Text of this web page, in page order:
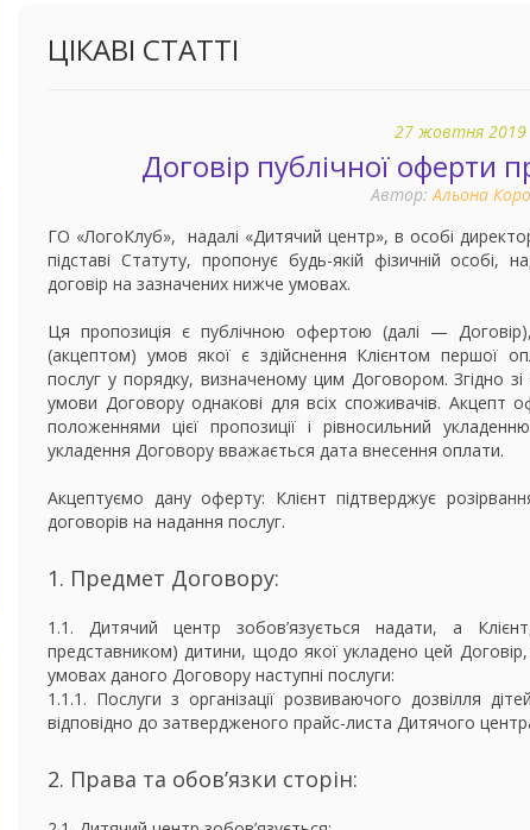
ЦІКАВІ СТАТТІ
27 жовтня 2019
Договір публічної оферти
Автор:Альона
ГО «ЛогоКлуб», надалі «Дитячий центр», в особі
підставі Статуту, пропонує будь-якій фізичній особі,
договір на зазначених нижче умовах.
Ця пропозиція є публічною офертою (далі —
(акцептом) умов якої є здійснення Клієнтом першої
послуг у порядку, визначеному цим Договором. Згідно
умови Договору однакові для всіх споживачів. Акцепт
положеннями цієї пропозиції і рівносильний
укладення Договору вважається дата внесення оплати.
Акцептуємо дану оферту: Клієнт підтверджує
договорів на надання послуг.
1. Предмет Договору:
1.1. Дитячий центр зобов’язується надати, а
представником) дитини, щодо якої укладено цей
умовах даного Договору наступні послуги:
1.1.1. Послуги з організації розвиваючого дозвілля
відповідно до затвердженого прайс-листа Дитячого
2. Права та обов’язки сторін: